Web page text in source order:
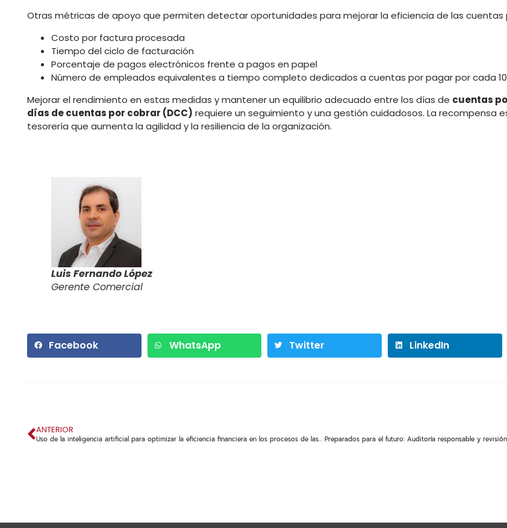
Otras métricas de apoyo que permiten detectar oportunidades para mejorar la eficiencia de las cuentas
Costo por factura procesada
Tiempo del ciclo de facturación
Porcentaje de pagos electrónicos frente a pagos en papel
Número de empleados equivalentes a tiempo completo dedicados a cuentas por pagar por cada
Mejorar el rendimiento en estas medidas y mantener un equilibrio adecuado entre los días de cuentas
días de cuentas por cobrar (DCC) requiere un seguimiento y una gestión cuidadosos. La recompensa
tesorería que aumenta la agilidad y la resiliencia de la organización.
Luis Fernando López
Gerente Comercial
Facebook WhatsApp Twitter LinkedIn
ANTERIOR
Uso de la inteligencia artificial para optimizar la eficiencia financiera en los procesos de las cuentas por pagar.